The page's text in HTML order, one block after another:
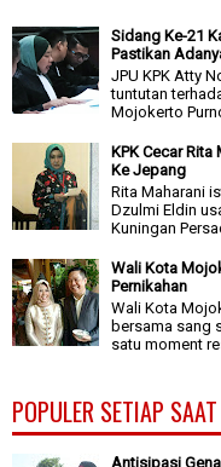
Sidang Ke-21
Pastikan
JPU KPK Atty
tuntutan
Mojokerto
KPK Cecar
Ke Jepang
Rita Maharani
Dzulmi Eldin
Kuningan
Wali Kota
Pernikahan
Wali Kota
bersama sang
satu moment
POPULER SETIAP SAAT
Antisipasi